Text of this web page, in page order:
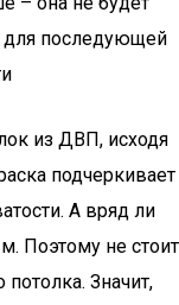
для последующей
из ДВП, исходя
подчеркивает
А вряд ли
Поэтому не стоит
Значит,